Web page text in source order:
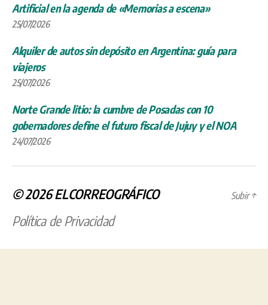
Artificial en la agenda de «Memorias a escena»
25/07/2026
Alquiler de autos sin depósito en Argentina: guía para
viajeros
25/07/2026
Norte Grande litio: la cumbre de Posadas con 10
gobernadores define el futuro fiscal de Jujuy y el NOA
24/07/2026
© 2026ELCORREOGRÁFICO
Política de Privacidad
Subir↑